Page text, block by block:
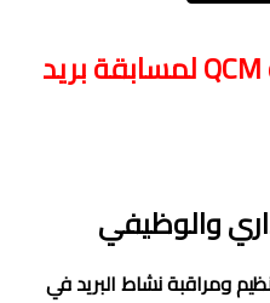
✅ نماذج أسئلة وأجوبة QCM لمسابقة بريد
والوظيفي
ومراقبة نشاط البريد في